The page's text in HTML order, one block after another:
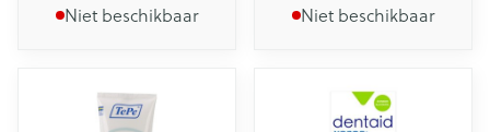
Niet beschikbaar Niet beschikbaar